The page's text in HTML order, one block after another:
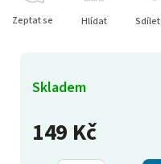
149 Kč
Skladem
Zeptat se Hlídat Sdílet